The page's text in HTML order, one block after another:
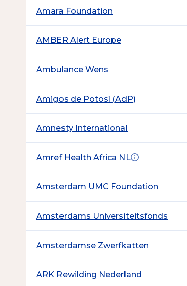
Amara Foundation
AMBER Alert Europe
Ambulance Wens
Amigos de Potosí (AdP)
Amnesty International
Amref Health Africa NL
Amsterdam UMC Foundation
Amsterdams Universiteitsfonds
Amsterdamse Zwerfkatten
ARK Rewilding Nederland